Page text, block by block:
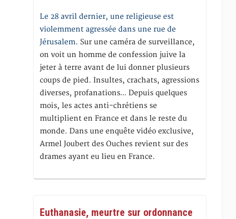
Le 28 avril dernier, une religieuse est
violemment agressée dans une rue de
Jérusalem. Sur une caméra de surveillance,
on voit un homme de confession juive la
jeter à terre avant de lui donner plusieurs
coups de pied. Insultes, crachats, agressions
diverses, profanations… Depuis quelques
mois, les actes anti-chrétiens se
multiplient en France et dans le reste du
monde. Dans une enquête vidéo exclusive,
Armel Joubert des Ouches revient sur des
drames ayant eu lieu en France.
Euthanasie, meurtre sur ordonnance